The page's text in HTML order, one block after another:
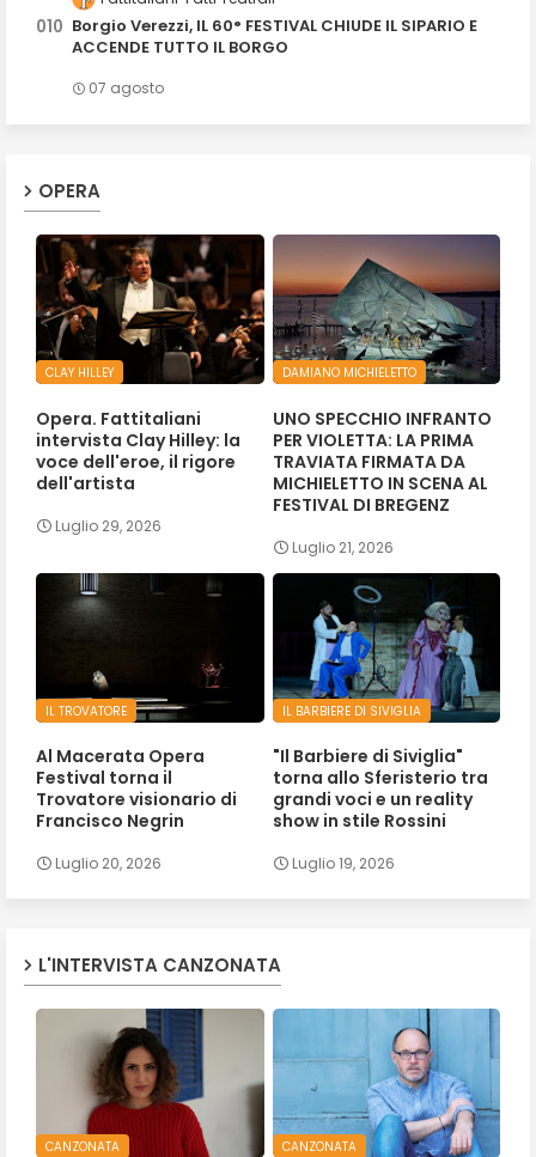
Borgio Verezzi, IL 60° FESTIVAL CHIUDE IL SIPARIO E
ACCENDE TUTTO IL BORGO
07 agosto
OPERA
CLAY HILLEY
Opera. Fattitaliani
intervista Clay Hilley: la
voce dell'eroe, il rigore
dell'artista
Luglio 29, 2026
DAMIANO MICHIELETTO
UNO SPECCHIO INFRANTO
PER VIOLETTA: LA PRIMA
TRAVIATA FIRMATA DA
MICHIELETTO IN SCENA AL
FESTIVAL DI BREGENZ
Luglio 21, 2026
IL TROVATORE
Al Macerata Opera
Festival torna il
Trovatore visionario di
Francisco Negrin
Luglio 20, 2026
IL BARBIERE DI SIVIGLIA
"Il Barbiere di Siviglia"
torna allo Sferisterio tra
grandi voci e un reality
show in stile Rossini
Luglio 19, 2026
L'INTERVISTA CANZONATA
CANZONATA CANZONATA